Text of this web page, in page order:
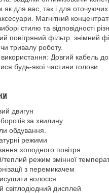
для вас, так і для оточуючих.
Магнітний
стилю та відповідності
повітряний фільтр: знімний
тривалу роботу.
Довгий кабель
будь-якої частини голови.
двигун
за хвилину
обдування.
режими
холодного повітря
теплий режим змінної
з перемикачем
волосся
світлодіодний дисплей